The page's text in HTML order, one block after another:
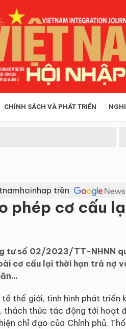
CHÍNH SÁCH VÀ PHÁT TRIỂN
trên
phép cơ cấu
tư số 02/2023/TT-NHNN
cơ cấu lại thời hạn trả nợ
thế giới, tình hình phát triển
thức tác động tới hoạt
chỉ đạo của Chính phủ,